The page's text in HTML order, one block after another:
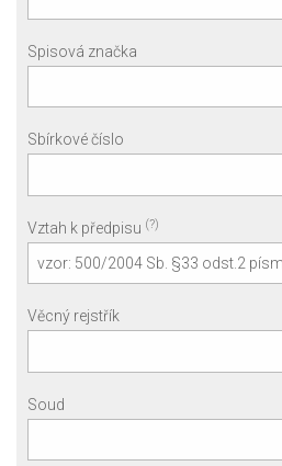
Spisová značka
Sbírkové číslo
Vztah k předpisu (?)
Věcný rejstřík
Soud